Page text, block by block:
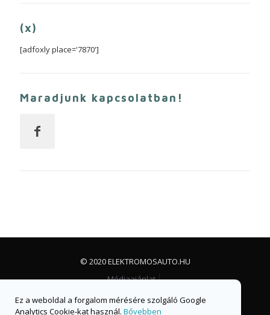
(x)
[adfoxly place='7870']
Maradjunk kapcsolatban!
© 2020 ELEKTROMOSAUTO.HU
Médiaajánlat
Facebook csoport
Facebook oldal
Ez a weboldal a forgalom mérésére szolgáló Google
Analytics Cookie-kat használ. Bővebben